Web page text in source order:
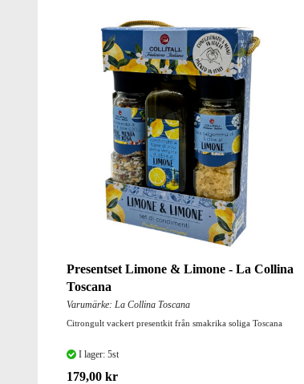
Presentset Limone & Limone - La Collina
Toscana
Varumärke: La Collina Toscana
Citrongult vackert presentkit från smakrika soliga Toscana
I lager: 5st
179,00 kr